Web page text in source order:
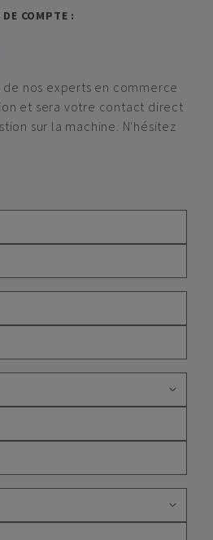
COMPTE :
de nos experts en commerce
et sera votre contact direct
sur la machine. N'hésitez